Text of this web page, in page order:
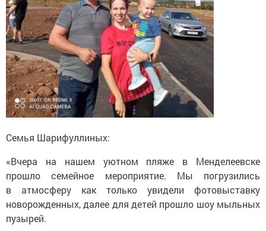
Семья Шарифуллиных:
«Вчера на нашем уютном пляже в Менделеевске
прошло семейное мероприятие. Мы погрузились
в атмосферу как только увидели фотовыставку
новорожденных, далее для детей прошло шоу мыльных
пузырей.